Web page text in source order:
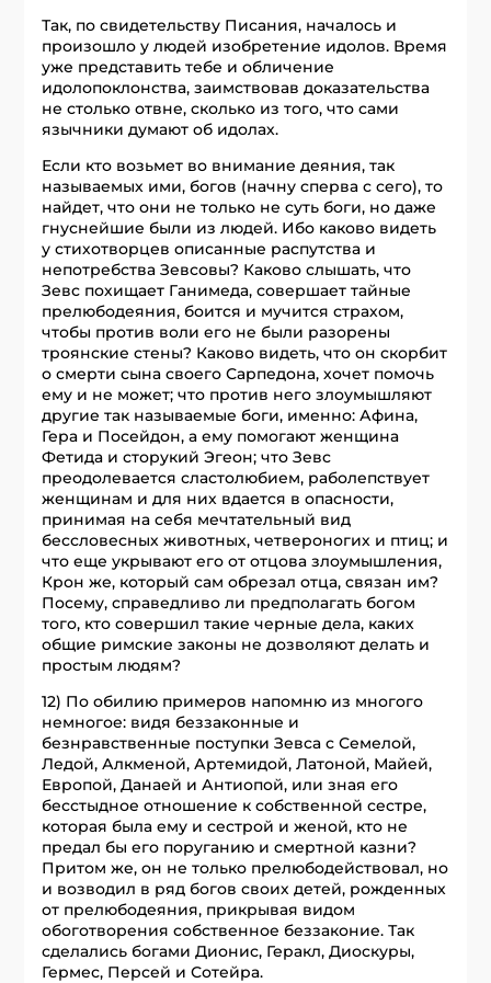
Так, по свидетельству Писания, началось и
произошло у людей изобретение идолов. Время
уже представить тебе и обличение
идолопоклонства, заимствовав доказательства
не столько отвне, сколько из того, что сами
язычники думают об идолах.
Если кто возьмет во внимание деяния, так
называемых ими, богов (начну сперва с сего), то
найдет, что они не только не суть боги, но даже
гнуснейшие были из людей. Ибо каково видеть
у стихотворцев описанные распутства и
непотребства Зевсовы? Каково слышать, что
Зевс похищает Ганимеда, совершает тайные
прелюбодеяния, боится и мучится страхом,
чтобы против воли его не были разорены
троянские стены? Каково видеть, что он скорбит
о смерти сына своего Сарпедона, хочет помочь
ему и не может; что против него злоумышляют
другие так называемые боги, именно: Афина,
Гера и Посейдон, а ему помогают женщина
Фетида и сторукий Эгеон; что Зевс
преодолевается сластолюбием, раболепствует
женщинам и для них вдается в опасности,
принимая на себя мечтательный вид
бессловесных животных, четвероногих и птиц; и
что еще укрывают его от отцова злоумышления,
Крон же, который сам обрезал отца, связан им?
Посему, справедливо ли предполагать богом
того, кто совершил такие черные дела, каких
общие римские законы не дозволяют делать и
простым людям?
12) По обилию примеров напомню из многого
немногое: видя беззаконные и
безнравственные поступки Зевса с Семелой,
Ледой, Алкменой, Артемидой, Латоной, Майей,
Европой, Данаей и Антиопой, или зная его
бесстыдное отношение к собственной сестре,
которая была ему и сестрой и женой, кто не
предал бы его поруганию и смертной казни?
Притом же, он не только прелюбодействовал, но
и возводил в ряд богов своих детей, рожденных
от прелюбодеяния, прикрывая видом
обоготворения собственное беззаконие. Так
сделались богами Дионис, Геракл, Диоскуры,
Гермес, Персей и Сотейра.